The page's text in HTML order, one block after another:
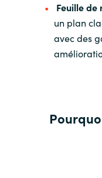
Feuille
un plan
avec des